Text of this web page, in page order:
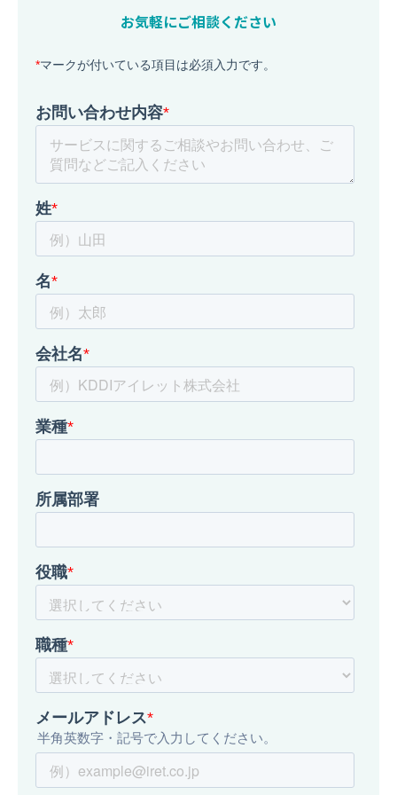
お気軽にご相談ください